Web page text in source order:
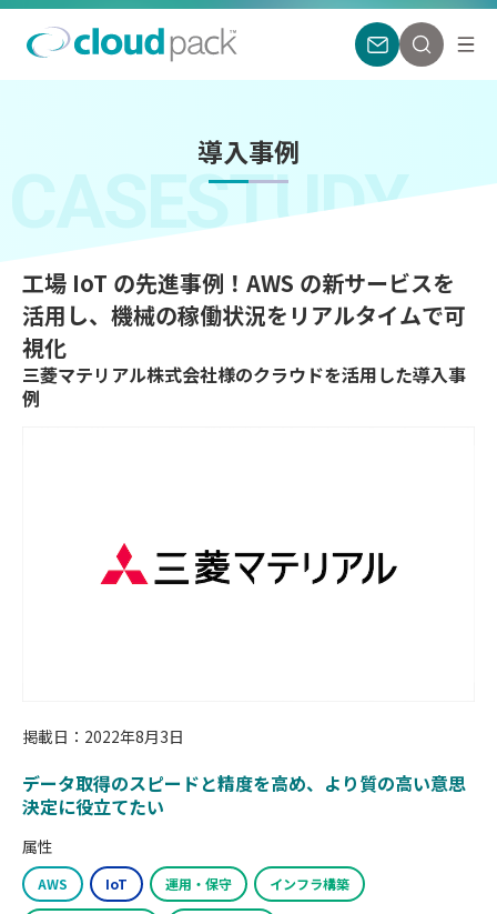
導入事例
CASESTUDY
工場 IoT の先進事例！AWS の新サービスを
活用し、機械の稼働状況をリアルタイムで可
視化
三菱マテリアル株式会社様のクラウドを活用した導入事
例
掲載日：2022年8月3日
データ取得のスピードと精度を高め、より質の高い意思
決定に役立てたい
属性
AWS IoT 運用・保守 インフラ構築